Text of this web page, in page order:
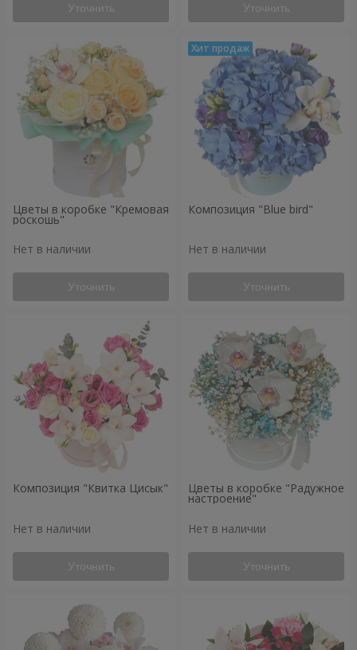
Уточнить Уточнить
Цветы в коробке "Кремовая
роскошь"
Нет в наличии
Уточнить
Композиция "Blue bird"
Нет в наличии
Уточнить
Композиция "Квитка Цисык"
Нет в наличии
Уточнить
Цветы в коробке "Радужное
настроение"
Нет в наличии
Уточнить